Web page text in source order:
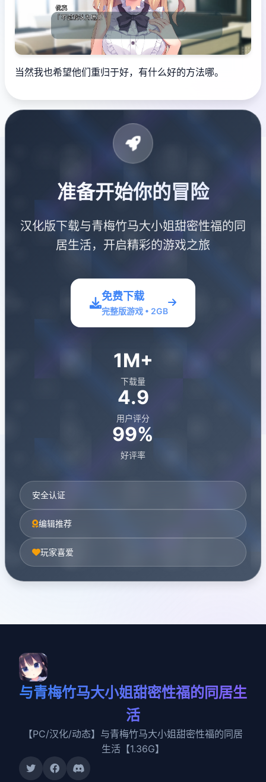
当然我也希望他们重归于好，有什么好的方法哪。
准备开始你的冒险
汉化版下载与青梅竹马大小姐甜密性福的同
居生活，开启精彩的游戏之旅
免费下载
完整版游戏 • 2GB
1M+
下载量
4.9
用户评分
99%
好评率
安全认证
编辑推荐
玩家喜爱
与青梅竹马大小姐甜密性福的同居生
活
【PC/汉化/动态】与青梅竹马大小姐甜密性福的同居
生活【1.36G】